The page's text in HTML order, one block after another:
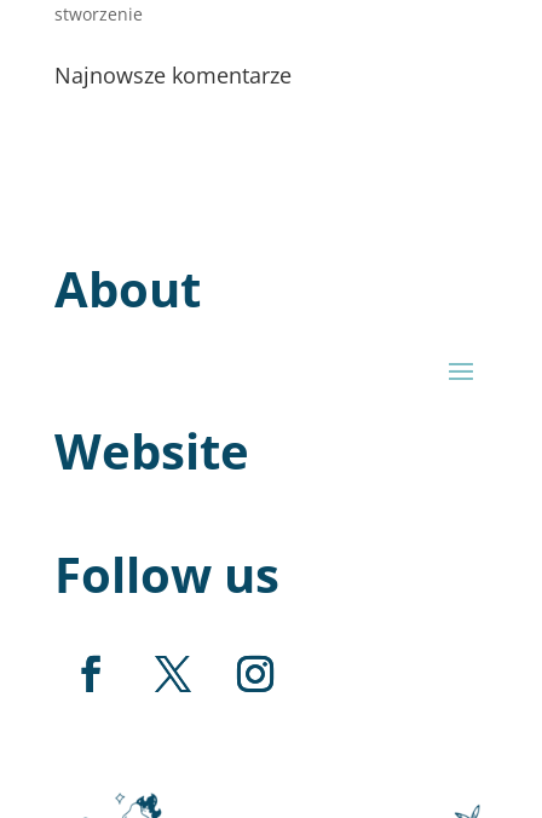
stworzenie
Najnowsze komentarze
About
Website
Follow us